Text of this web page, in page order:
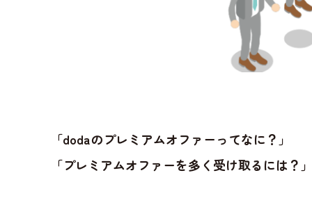
「dodaのプレミアムオファーってなに？」
「プレミアムオファーを多く受け取るには？